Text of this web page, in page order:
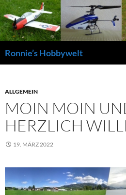
Zum
Inhalt
springen
Ronnie’s Hobbywelt
ALLGEMEIN
MOIN MOIN
HERZLICH
19. MÄRZ 2022